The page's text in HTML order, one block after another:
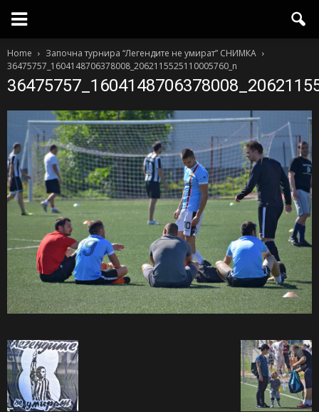
Home
Започна турнира “Легендите не умират” СНИМКА
36475757_1604148706378008_2062115525110005760_n